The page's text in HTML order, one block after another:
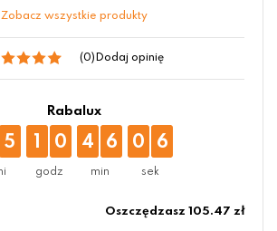
Zobacz wszystkie produkty
(0) Dodaj opinię
Rabalux
5 1 0 4 6 0 5
Oszczędzasz 105.47 zł